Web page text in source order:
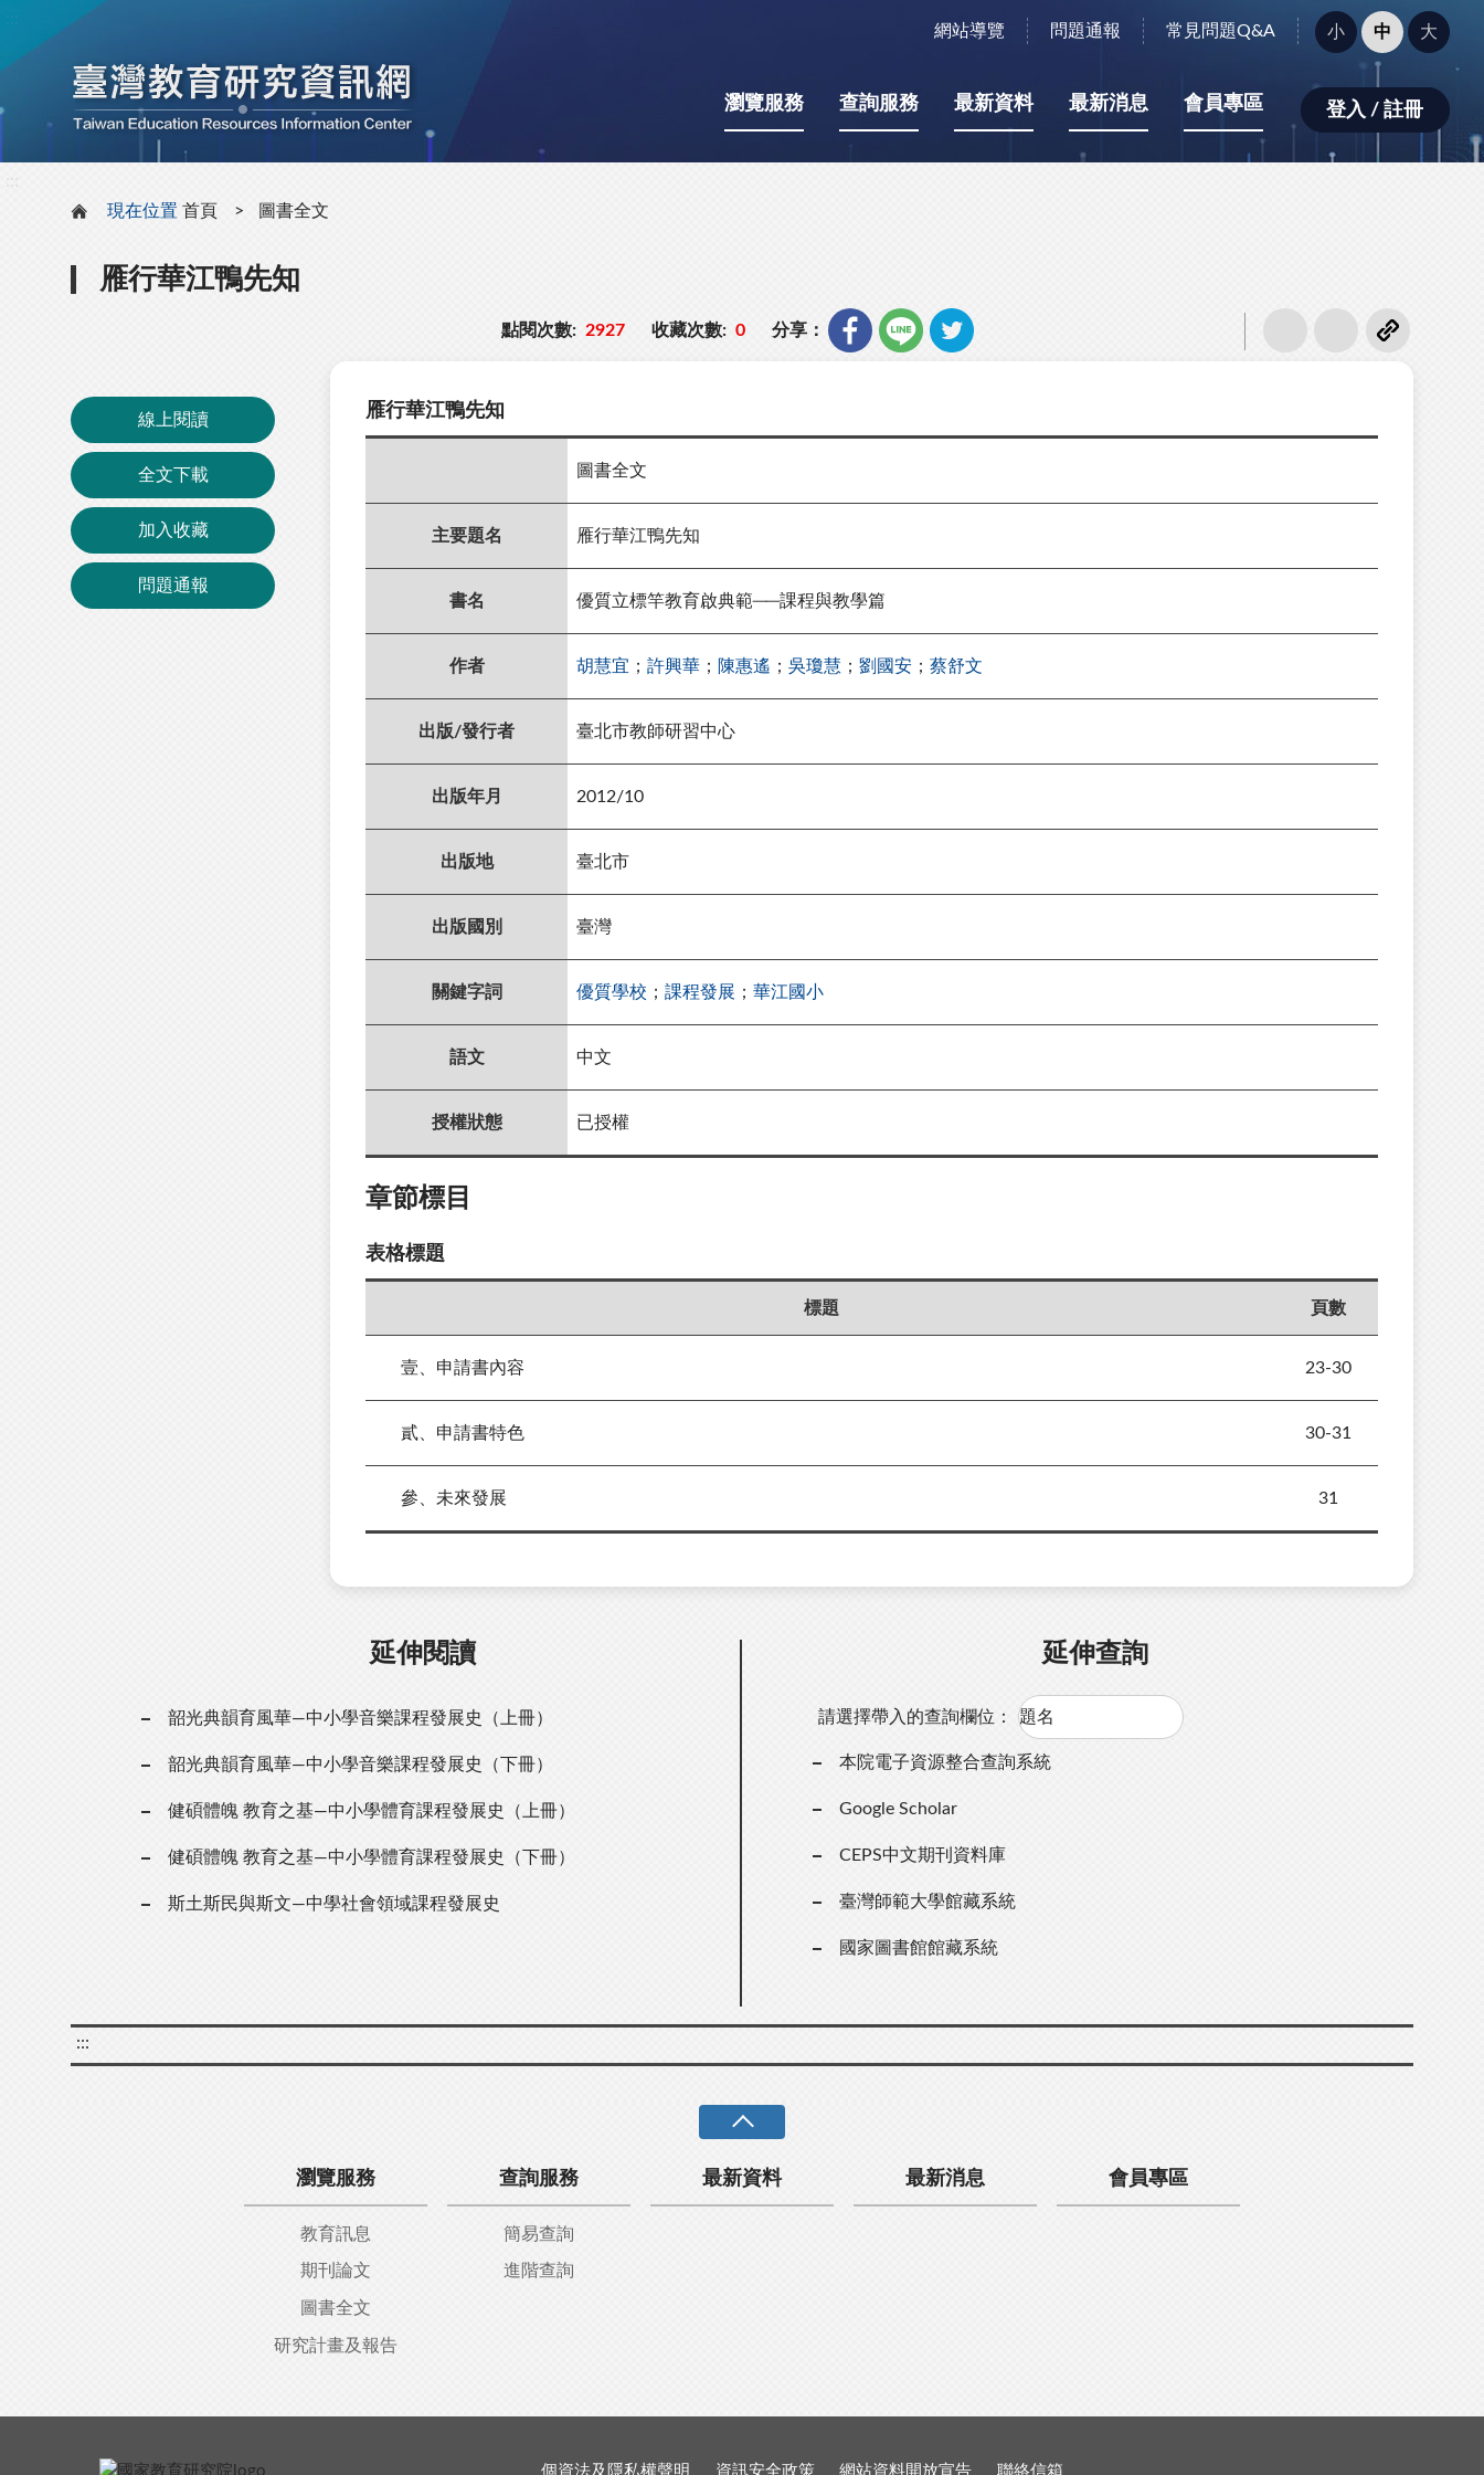
網站導覽 問題通報 常見問題Q&A
字
型
小：
小 中 大
瀏覽服務 查詢服務 最新資料 最新消息 會員專區 登入 / 註冊
現在位置 首頁 圖書全文
雁行華江鴨先知
點閱次數: 2927 收藏次數: 0 分享：
線上閱讀
全文下載
加入收藏
問題通報
雁行華江鴨先知
圖書全文
主要題名 雁行華江鴨先知
書名 優質立標竿教育啟典範──課程與教學篇
作者 胡慧宜 ； 許興華 ； 陳惠遙 ； 吳瓊慧 ； 劉國安 ； 蔡舒文
出版/發行者 臺北市教師研習中心
出版年月 2012/10
出版地 臺北市
出版國別 臺灣
關鍵字詞 優質學校 ； 課程發展 ； 華江國小
語文 中文
授權狀態 已授權
章節標目
表格標題
標題 頁數
壹、申請書內容 23-30
貳、申請書特色 30-31
參、未來發展 31
延伸閱讀
韶光典韻育風華—中小學音樂課程發展史（上冊）
韶光典韻育風華—中小學音樂課程發展史（下冊）
健碩體魄 教育之基—中小學體育課程發展史（上冊）
健碩體魄 教育之基—中小學體育課程發展史（下冊）
斯土斯民與斯文—中學社會領域課程發展史
延伸查詢
請選擇帶入的查詢欄位：
本院電子資源整合查詢系統
Google Scholar
CEPS中文期刊資料庫
臺灣師範大學館藏系統
國家圖書館館藏系統
:::
瀏覽服務
教育訊息
期刊論文
圖書全文
研究計畫及報告
查詢服務
簡易查詢
進階查詢
最新資料 最新消息 會員專區
個資法及隱私權聲明 資訊安全政策 網站資料開放宣告 聯絡信箱